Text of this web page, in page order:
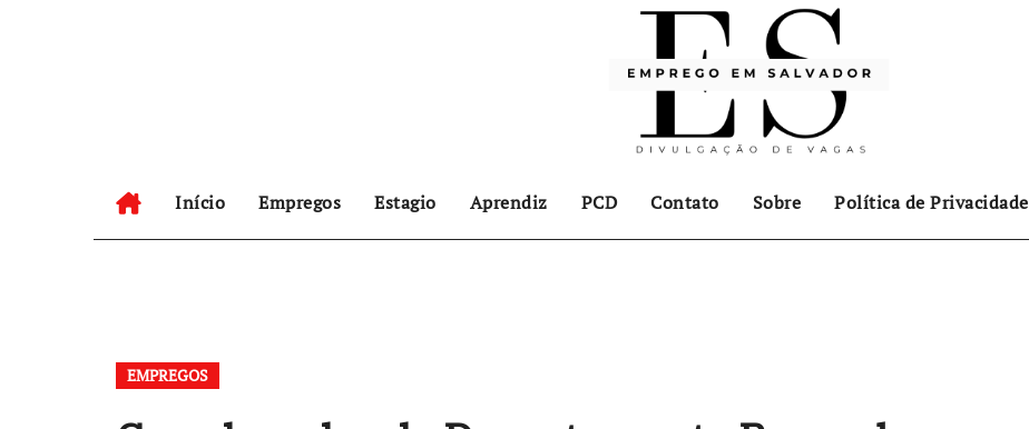
Início Empregos Estagio Aprendiz PCD Contato Sobre Política de Privacidade
EMPREGOS